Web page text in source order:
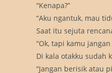
“Kenapa?”
“Aku ngantuk, mau
Saat itu sejuta
“Ok, tapi kamu
Di kala otakku sudah
“Jangan berisik atau